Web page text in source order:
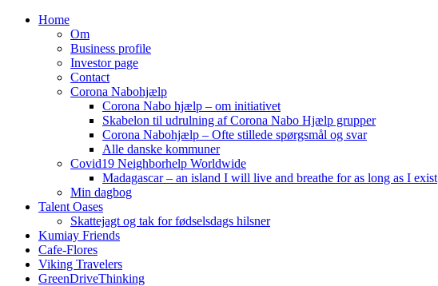
Home
Om
Business profile
Investor page
Contact
Corona Nabohjælp
Corona Nabo hjælp – om initiativet
Skabelon til udrulning af Corona Nabo Hjælp grupper
Corona Nabohjælp – Ofte stillede spørgsmål og svar
Alle danske kommuner
Covid19 Neighborhelp Worldwide
Madagascar – an island I will live and breathe for as long as I exist
Min dagbog
Talent Oases
Skattejagt og tak for fødselsdags hilsner
Kumiay Friends
Cafe-Flores
Viking Travelers
GreenDriveThinking